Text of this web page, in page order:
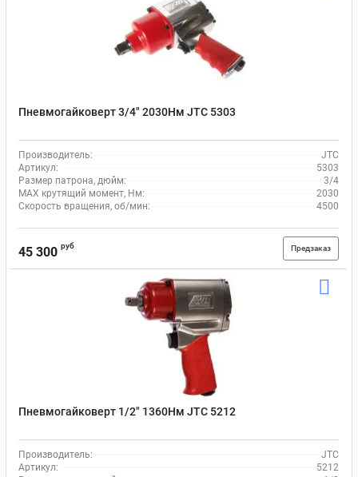
Пневмогайковерт 3/4" 2030Нм JTC 5303
Производитель:
JTC
Артикул:
5303
Размер патрона, дюйм:
3/4
MAX крутящий момент, Нм:
2030
Скорость вращения, об/мин:
4500
45 300 руб Предзаказ
Пневмогайковерт 1/2" 1360Нм JTC 5212
Производитель:
JTC
Артикул:
5212